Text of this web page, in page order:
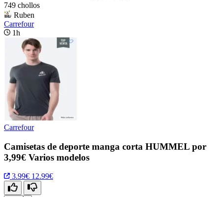
749 chollos
Ruben
Carrefour
1h
Carrefour
Camisetas de deporte manga corta HUMMEL por
3,99€ Varios modelos
3.99€ 12.99€